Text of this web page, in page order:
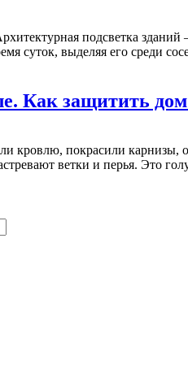
подсветка
суток, выделяя его среди
Как защитить
кровлю, покрасили карнизы,
ветки и перья. Это